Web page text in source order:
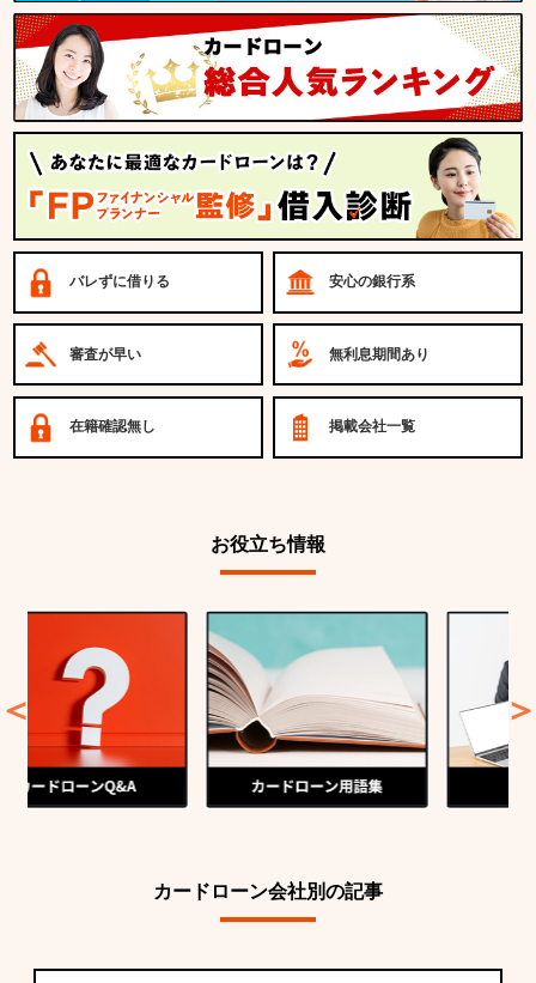
バレずに借りる 安心の銀行系
審査が早い 無利息期間あり
在籍確認無し 掲載会社一覧
お役立ち情報
カードローン会社別の記事